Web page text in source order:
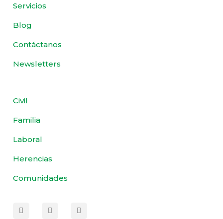
Servicios
Blog
Contáctanos
Newsletters
Civil
Familia
Laboral
Herencias
Comunidades